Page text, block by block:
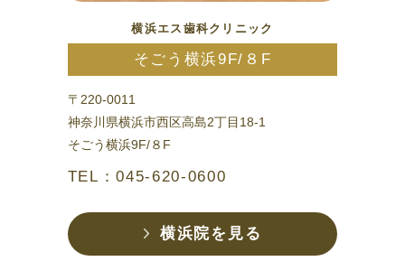
横浜エス歯科クリニック
そごう横浜9F/８F
〒220-0011
神奈川県横浜市西区高島2丁目18-1
そごう横浜9F/８F
TEL：045-620-0600
横浜院を見る